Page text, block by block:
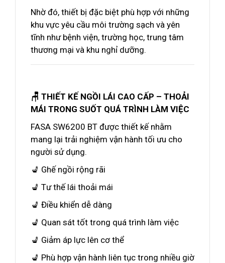
Nhờ đó, thiết bị đặc biệt phù hợp với những
khu vực yêu cầu môi trường sạch và yên
tĩnh như bệnh viện, trường học, trung tâm
thương mại và khu nghỉ dưỡng.
🪑 THIẾT KẾ NGỒI LÁI CAO CẤP – THOẢI
MÁI TRONG SUỐT QUÁ TRÌNH LÀM VIỆC
FASA SW6200 BT được thiết kế nhằm
mang lại trải nghiệm vận hành tối ưu cho
người sử dụng.
💺 Ghế ngồi rộng rãi
💺 Tư thế lái thoải mái
💺 Điều khiển dễ dàng
💺 Quan sát tốt trong quá trình làm việc
💺 Giảm áp lực lên cơ thể
💺 Phù hợp vận hành liên tục trong nhiều giờ